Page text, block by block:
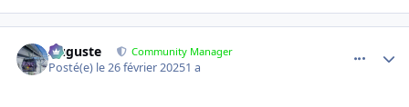
Auguste Community Manager
Posté(e) le 26 février 20251 a